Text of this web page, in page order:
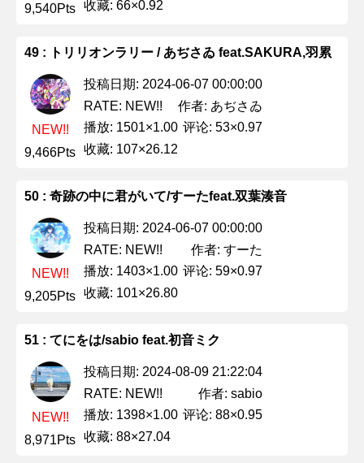
9,540Pts 收藏: 66×0.92
49 : トリリオンラリー / あぢさゐ feat.SAKURA,羽累
NEW!!
9,466Pts
投稿日期: 2024-06-07 00:00:00
RATE: NEW!!
作者: あぢさゐ
播放: 1501×1.00 评论: 53×0.97
收藏: 107×26.12
50 : 奇跡の中に君がいて/すーたfeat.双葉湊音
NEW!!
9,205Pts
投稿日期: 2024-06-07 00:00:00
RATE: NEW!!
作者: すーた
播放: 1403×1.00 评论: 59×0.97
收藏: 101×26.80
51 : てにをは/sabio feat.初音ミク
NEW!!
8,971Pts
投稿日期: 2024-08-09 21:22:04
RATE: NEW!!
作者: sabio
播放: 1398×1.00 评论: 88×0.95
收藏: 88×27.04